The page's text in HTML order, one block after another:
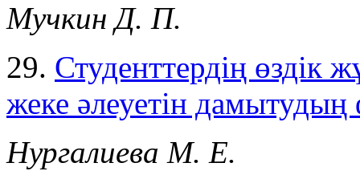
Мучкин Д. П.
29. Студенттердің
жеке әлеуетін дамытудың
Нургалиева М. Е.